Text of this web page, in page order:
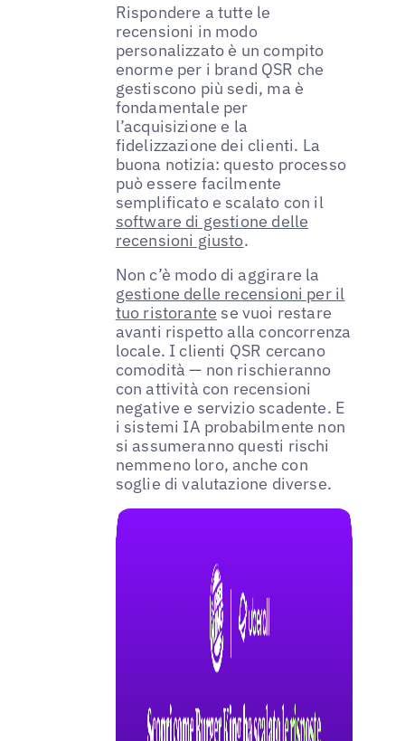
Rispondere a tutte le
recensioni in modo
personalizzato è un compito
enorme per i brand QSR che
gestiscono più sedi, ma è
fondamentale per
l’acquisizione e la
fidelizzazione dei clienti. La
buona notizia: questo processo
può essere facilmente
semplificato e scalato con il
software di gestione delle
recensioni giusto.
Non c’è modo di aggirare la
gestione delle recensioni per il
tuo ristorante se vuoi restare
avanti rispetto alla concorrenza
locale. I clienti QSR cercano
comodità — non rischieranno
con attività con recensioni
negative e servizio scadente. E
i sistemi IA probabilmente non
si assumeranno questi rischi
nemmeno loro, anche con
soglie di valutazione diverse.